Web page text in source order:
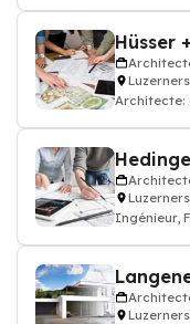
Hüsser
Architecte:
Ingénieur,